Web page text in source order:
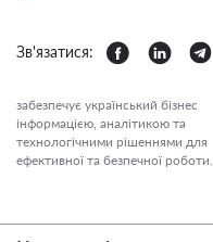
Зв'язатися:
забезпечує український бізнес
інформацією, аналітикою та
технологічними рішеннями для
ефективної та безпечної роботи.